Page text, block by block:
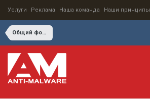
Услуги Реклама Наша команда Наши принципы
Общий форум по информационной безопасности